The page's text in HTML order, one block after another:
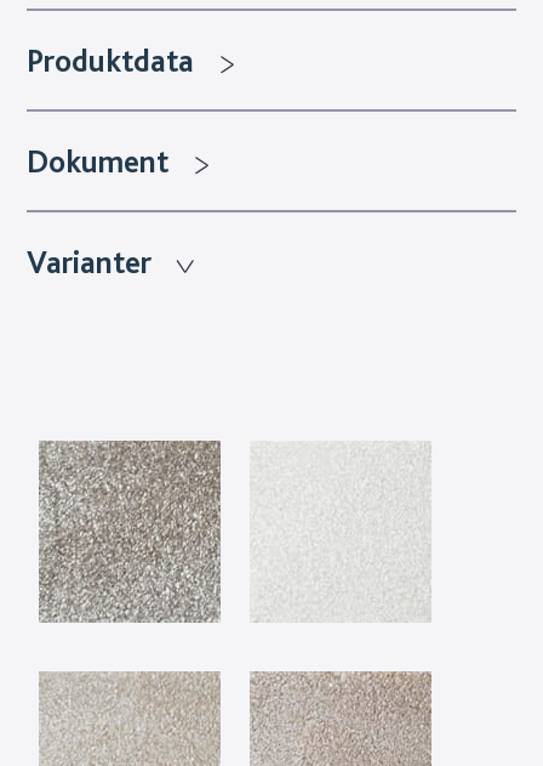
Produktdata
Dokument
Varianter